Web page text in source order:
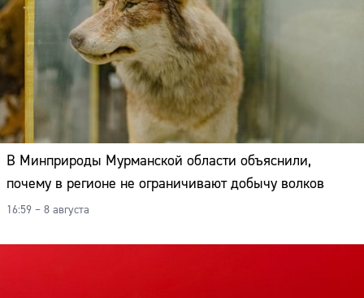
В Минприроды Мурманской области объяснили,
почему в регионе не ограничивают добычу волков
16:59 – 8 августа